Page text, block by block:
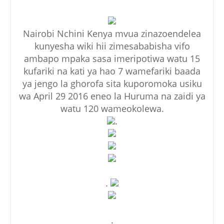
Nairobi Nchini Kenya mvua zinazoendelea
kunyesha wiki hii zimesababisha vifo
ambapo mpaka sasa imeripotiwa watu 15
kufariki na kati ya hao 7 wamefariki baada
ya jengo la ghorofa sita kuporomoka usiku
wa April 29 2016 eneo la Huruma na zaidi ya
watu 120 wameokolewa.
.
.
.